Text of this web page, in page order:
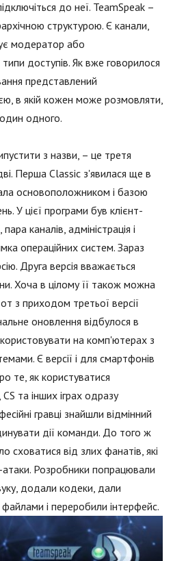
до неї. TeamSpeak –
структурою. Є канали,
модератор або
доступів. Як вже говорилося
представлений
в якій кожен може розмовляти,
одного.
з назви, – це третя
Перша Classic з'явилася ще в
основоположником і базою
У цієї програми був клієнт-
каналів, адміністрація і
операційних систем. Зараз
Друга версія вважається
Хоча в цілому її також можна
з приходом третьої версії
оновлення відбулося в
на комп'ютерах з
Є версії і для смартфонів
те, як користуватися
та інших іграх одразу
гравці знайшли відмінний
дії команди. До того ж
сховатися від злих фанатів, які
Розробники попрацювали
додали кодеки, дали
і переробили інтерфейс.